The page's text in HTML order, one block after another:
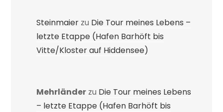
Steinmaier zu Die Tour meines Lebens –
letzte Etappe (Hafen Barhöft bis
Vitte/Kloster auf Hiddensee)
Mehrländer zu Die Tour meines Lebens
– letzte Etappe (Hafen Barhöft bis